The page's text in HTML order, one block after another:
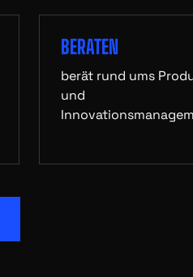
BERATEN
berät rund ums
und